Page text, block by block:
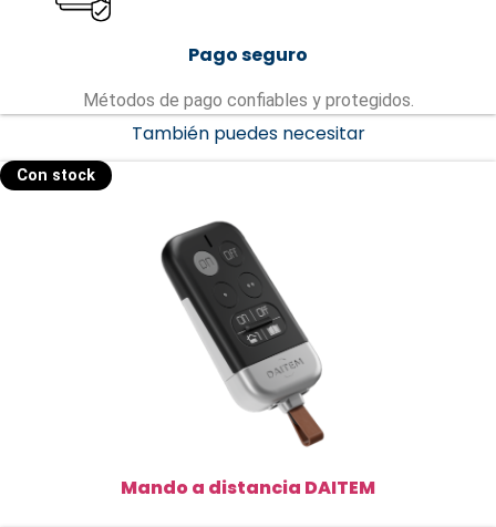
Pago seguro
Métodos de pago confiables y protegidos.
También puedes necesitar
Con stock
Mando a distancia DAITEM